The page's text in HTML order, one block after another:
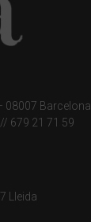
08007 Barcelona
679 21 71 59
Lleida